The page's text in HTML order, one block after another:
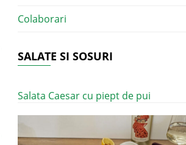
Colaborari
SALATE SI SOSURI
Salata Caesar cu piept de pui